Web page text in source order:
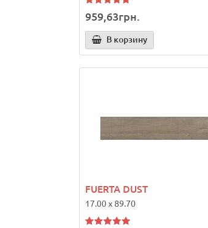
959,63грн.
В корзину
FUERTA DUST
17.00 x 89.70